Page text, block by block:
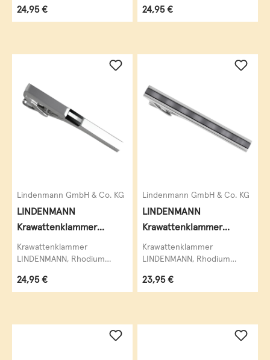
krawattenschonende
hochwertige Alligator-
Regulärer Preis:
24,95 €
veredelt (bicolor),
silberfarben / goldfarben,...
Regulärer Preis:
24,95 €
Lindenmann GmbH & Co. KG
LINDENMANN
Krawattenklammer
Krawattennadel
Krawattenklammer
LINDENMANN, Rhodium
/ Perlmutt,
krawattenschonende...
Regulärer Preis:
24,95 €
Lindenmann GmbH & Co. KG
LINDENMANN
Krawattenklammer
Krawattennadel
Katzenauge
Krawattenklammer
LINDENMANN, Rhodium
Katzenauge,
krawattenschonende
Regulärer Preis:
23,95 €